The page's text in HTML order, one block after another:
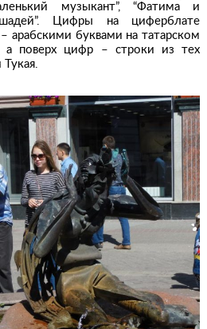
музыкант”, “Фатима и
Цифры на циферблате
арабскими буквами на татарском
а поверх цифр – строки из тех